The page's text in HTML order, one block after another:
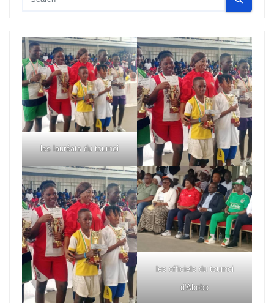
les lauréats du tournoi
les officiels du tournoi
d'Abobo